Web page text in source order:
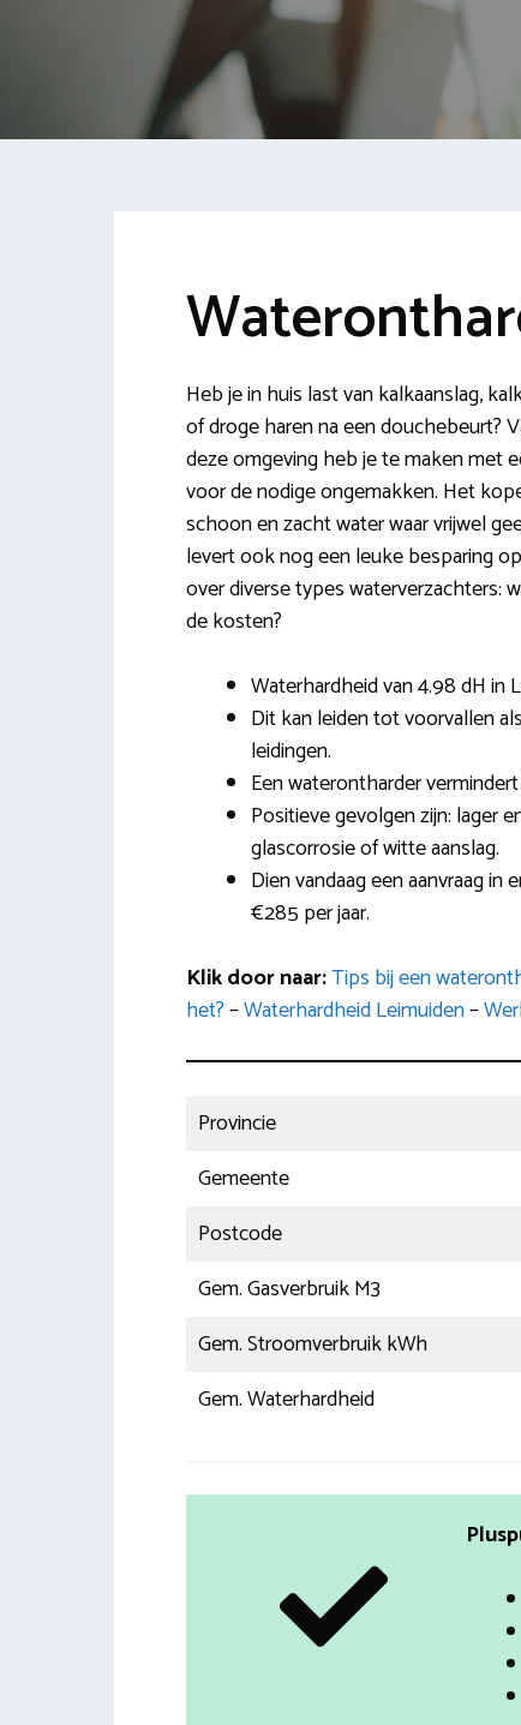
Heb je in huis last van kalkaanslag,
of droge haren na een douchebeurt?
deze omgeving heb je te maken met
voor de nodige ongemakken. Het
schoon en zacht water waar vrijwel
levert ook nog een leuke besparing
over diverse types waterverzachters:
de kosten?
Waterhardheid van 4.98 dH in
Dit kan leiden tot voorvallen
leidingen.
Een waterontharder
Positieve gevolgen zijn: lager
glascorrosie of witte aanslag.
Dien vandaag een aanvraag
€285 per jaar.
Klik door naar:Tips bij een
het?–Waterhardheid Leimuiden–
Provincie
Gemeente
Postcode
Gem. Gasverbruik M3
Gem. Stroomverbruik kWh
Gem. Waterhardheid